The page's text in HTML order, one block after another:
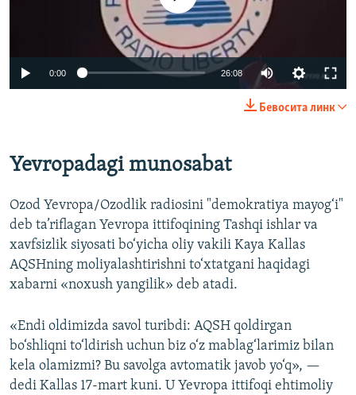
Auto 360p
0:00 26:08
1080p
Бевосита линк
Yevropadagi munosabat
Ozod Yevropa/Ozodlik radiosini "demokratiya mayog‘i"
deb ta’riflagan Yevropa ittifoqining Tashqi ishlar va
xavfsizlik siyosati bo‘yicha oliy vakili Kaya Kallas
AQSHning moliyalashtirishni to‘xtatgani haqidagi
xabarni «noxush yangilik» deb atadi.
«Endi oldimizda savol turibdi: AQSH qoldirgan
bo‘shliqni to‘ldirish uchun biz o‘z mablag‘larimiz bilan
kela olamizmi? Bu savolga avtomatik javob yo‘q», —
dedi Kallas 17-mart kuni. U Yevropa ittifoqi ehtimoliy